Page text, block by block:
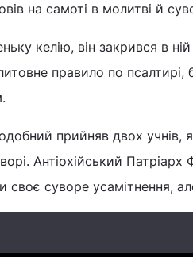
на самоті в молитві й
келію, він закрився в
правило по псалтирі,
прийняв двох учнів,
Антіохійський
своє суворе усамітнення,